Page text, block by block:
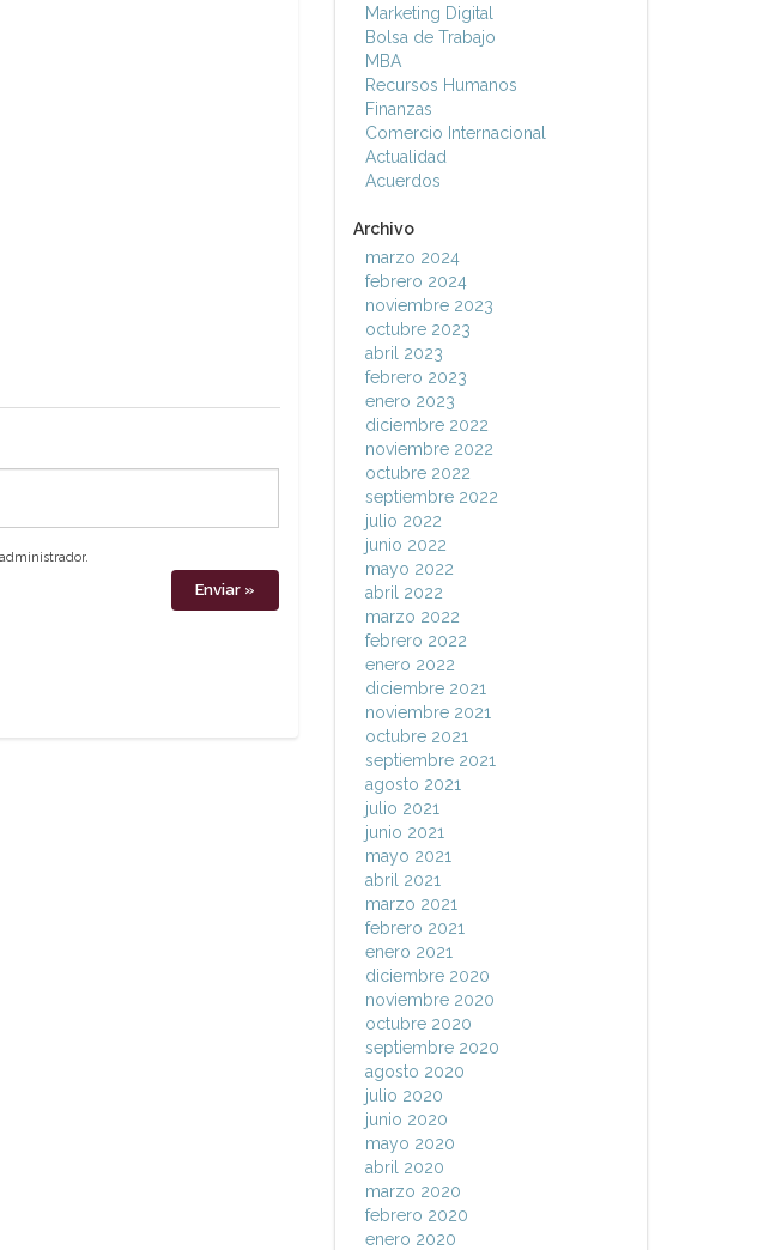
Marketing Digital
Bolsa de Trabajo
MBA
Recursos Humanos
Finanzas
Comercio Internacional
Actualidad
Acuerdos
Archivo
marzo 2024
febrero 2024
noviembre 2023
octubre 2023
abril 2023
febrero 2023
enero 2023
diciembre 2022
noviembre 2022
octubre 2022
septiembre 2022
julio 2022
junio 2022
mayo 2022
abril 2022
marzo 2022
febrero 2022
enero 2022
diciembre 2021
noviembre 2021
octubre 2021
septiembre 2021
agosto 2021
julio 2021
junio 2021
mayo 2021
abril 2021
marzo 2021
febrero 2021
enero 2021
diciembre 2020
noviembre 2020
octubre 2020
septiembre 2020
agosto 2020
julio 2020
junio 2020
mayo 2020
abril 2020
marzo 2020
febrero 2020
enero 2020